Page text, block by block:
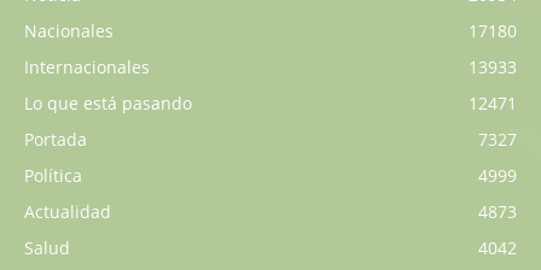
Nacionales
17180
Internacionales
13933
Lo que está pasando
12471
Portada
7327
Política
4999
Actualidad
4873
Salud
4042